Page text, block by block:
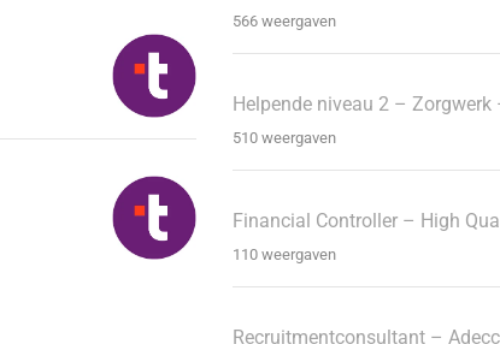
566 weergaven
Helpende niveau 2 – Zorgwerk
510 weergaven
Financial Controller – High
110 weergaven
Recruitmentconsultant –